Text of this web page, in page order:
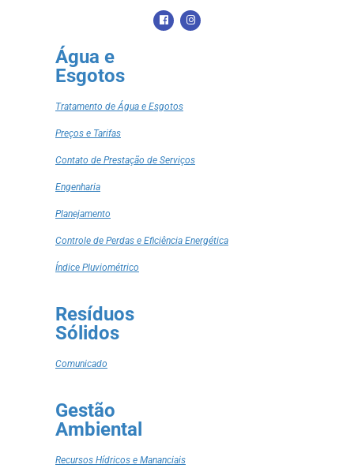
Água e
Esgotos
Tratamento de Água e Esgotos
Preços e Tarifas
Contato de Prestação de Serviços
Engenharia
Planejamento
Controle de Perdas e Eficiência Energética
Índice Pluviométrico
Resíduos
Sólidos
Comunicado
Gestão
Ambiental
Recursos Hídricos e Mananciais